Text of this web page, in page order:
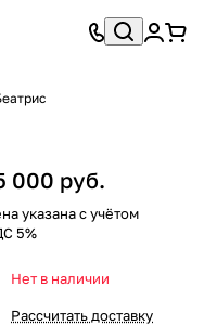
000 руб.
указана с учётом
5%
Нет в наличии
Рассчитать доставку